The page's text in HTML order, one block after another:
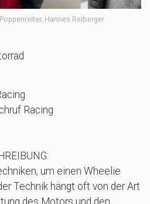
Hannes Reiberger
Racing
um einen Wheelie
Technik hängt oft von der Art